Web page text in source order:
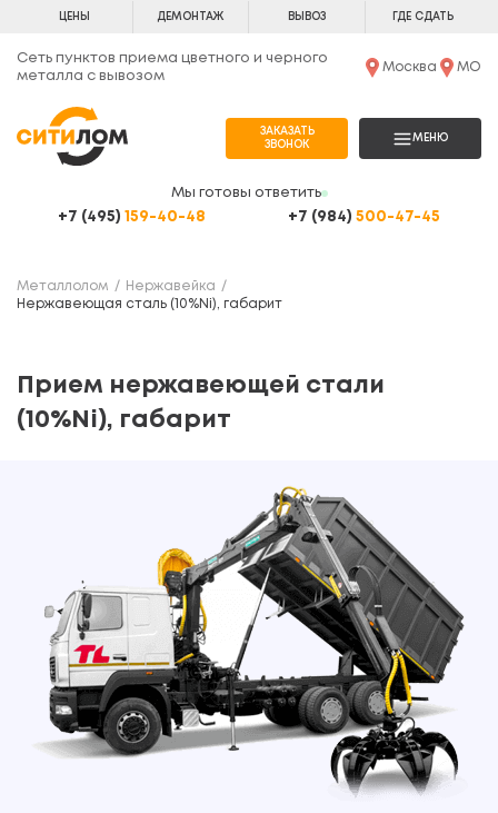
ЦЕНЫ ДЕМОНТАЖ ВЫВОЗ ГДЕ СДАТЬ
Сеть пунктов приема цветного и черного
металла с вывозом
Москва МО
Мы готовы ответить
+7 (495) 159-40-48 +7 (984) 500-47-45
ЗАКАЗАТЬ
ЗВОНОК
МЕНЮ
Металлолом
Нержавейка
Нержавеющая сталь (10%Ni), габарит
Прием нержавеющей стали
(10%Ni), габарит